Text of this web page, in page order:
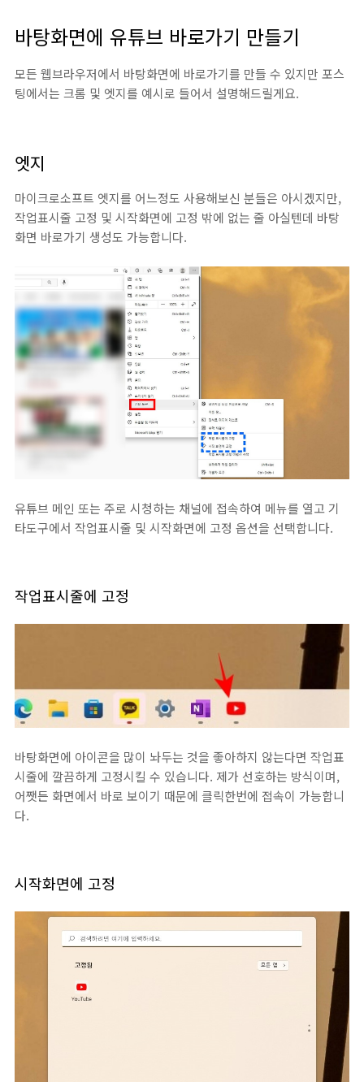
바탕화면에 유튜브 바로가기 만들기
모든 웹브라우저에서 바탕화면에 바로가기를 만들 수 있지만 포스
팅에서는 크롬 및 엣지를 예시로 들어서 설명해드릴게요.
엣지
마이크로소프트 엣지를 어느정도 사용해보신 분들은 아시겠지만,
작업표시줄 고정 및 시작화면에 고정 밖에 없는 줄 아실텐데 바탕
화면 바로가기 생성도 가능합니다.
유튜브 메인 또는 주로 시청하는 채널에 접속하여 메뉴를 열고 기
타도구에서 작업표시줄 및 시작화면에 고정 옵션을 선택합니다.
작업표시줄에 고정
바탕화면에 아이콘을 많이 놔두는 것을 좋아하지 않는다면 작업표
시줄에 깔끔하게 고정시킬 수 있습니다. 제가 선호하는 방식이며,
어쨋든 화면에서 바로 보이기 때문에 클릭한번에 접속이 가능합니
다.
시작화면에 고정